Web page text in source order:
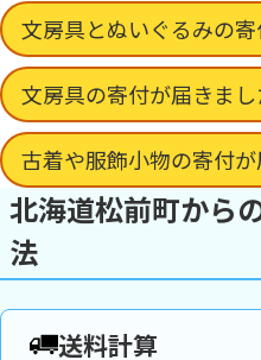
文房具とぬいぐるみの寄
文房具の寄付が届きまし
古着や服飾小物の寄付が
北海道松前町から
法
送料計算